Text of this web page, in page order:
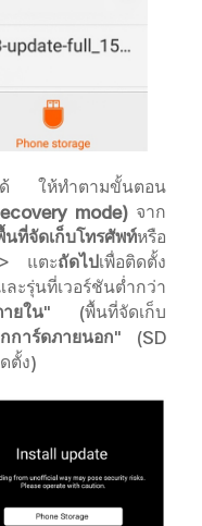
ด้ ให้ทำตามขั้นตอน
mode)จาก
นที่จัดเก็บโทรศัพท์หรือ
แตะถัดไปเพื่อติดตั้ง
รุ่นที่เวอร์ชันต่ำกว่า
ยใน" (พื้นที่จัดเก็บ
การ์ดภายนอก" (SD
ตั้ง)